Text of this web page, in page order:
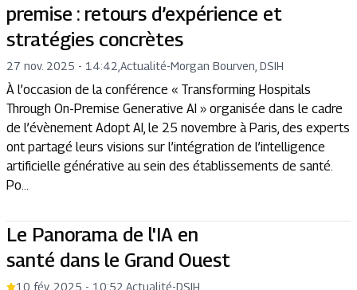
premise : retours d’expérience et
stratégies concrètes
27 nov. 2025 - 14:42 Actualité-Morgan Bourven, DSIH
À l’occasion de la conférence « Transforming Hospitals
Through On-Premise Generative AI » organisée dans le cadre
de l’évènement Adopt AI, le 25 novembre à Paris, des experts
ont partagé leurs visions sur l’intégration de l’intelligence
artificielle générative au sein des établissements de santé.
Po...
Le Panorama de l'IA en
santé dans le Grand Ouest
10 fév. 2025 - 10:52 Actualité-DSIH